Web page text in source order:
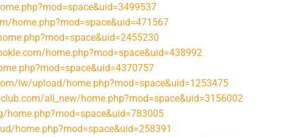
home.php?mod=space&uid=471567
home.php?mod=space&uid=438992
lw/upload/home.php?mod=space&uid=1253475
all_new/home.php?mod=space&uid=3156002
home.php?mod=space&uid=783005
home.php?mod=space&uid=258391